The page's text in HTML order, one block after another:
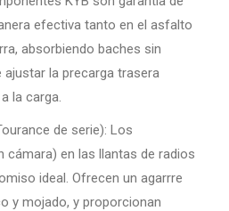
efectiva tanto en el asfalto
absorbiendo baches sin
ajustar la precarga trasera
la carga.
de serie): Los
cámara) en las llantas de radios
ideal. Ofrecen un agarrre
y mojado, y proporcionan